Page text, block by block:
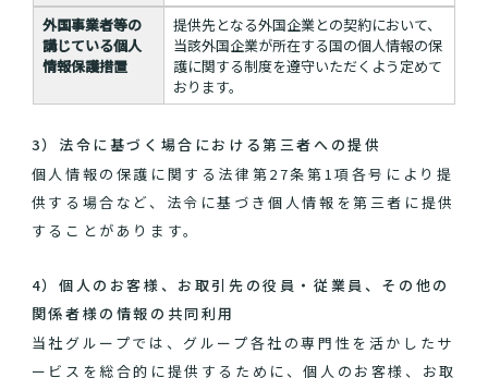
外国事業者等の
講じている個人
情報保護措置
提供先となる外国企業との契約において、
当該外国企業が所在する国の個人情報の保
護に関する制度を遵守いただくよう定めて
おります。
3）法令に基づく場合における第三者への提供
個人情報の保護に関する法律第27条第1項各号により提
供する場合など、法令に基づき個人情報を第三者に提供
することがあります。
4）個人のお客様、お取引先の役員・従業員、その他の
関係者様の情報の共同利用
当社グループでは、グループ各社の専門性を活かしたサ
ービスを総合的に提供するために、個人のお客様、お取